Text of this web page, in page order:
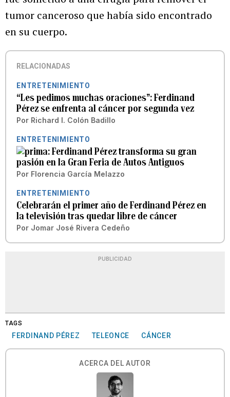
tumor canceroso que había sido encontrado
en su cuerpo.
RELACIONADAS
ENTRETENIMIENTO
“Les pedimos muchas oraciones”: Ferdinand
Pérez se enfrenta al cáncer por segunda vez
Por Richard I. Colón Badillo
ENTRETENIMIENTO
Ferdinand Pérez transforma su gran
pasión en la Gran Feria de Autos Antiguos
Por Florencia García Melazzo
ENTRETENIMIENTO
Celebrarán el primer año de Ferdinand Pérez en
la televisión tras quedar libre de cáncer
Por Jomar José Rivera Cedeño
PUBLICIDAD
TAGS
FERDINAND PÉREZ TELEONCE CÁNCER
ACERCA DEL AUTOR